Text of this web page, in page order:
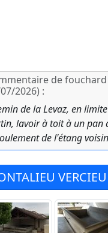
de
2026) :
de la Levaz, en
lavoir à toit à un pan
de l'étang